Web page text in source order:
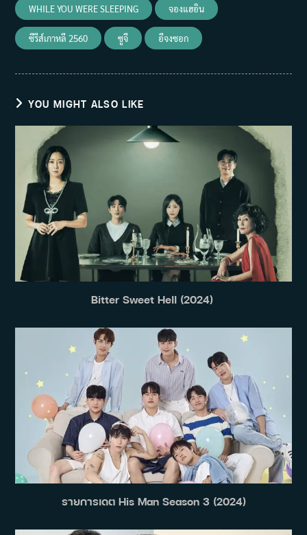
WHILE YOU WERE SLEEPING จองแฮอิน
ซีรีส์เกาหลี 2560 ซูจี อีจงซอก
YOU MIGHT ALSO LIKE
Bitter Sweet Hell (2024)
รายการเดต His Man Season 3 (2024)